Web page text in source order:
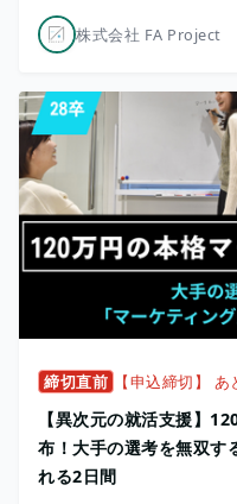
株式会社 FA Project
締切直前 【申込締切】 あ
【異次元の就活支援】
布！大手の選考を無双す
れる2日間